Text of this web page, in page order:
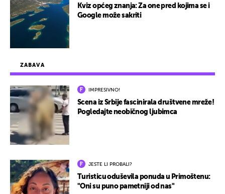
ZABAVA
IMPRESIVNO!
Scena iz Srbije fascinirala društvene mreže!
Pogledajte neobičnog ljubimca
JESTE LI PROBALI?
Turisticu oduševila ponuda u Primoštenu:
"Oni su puno pametniji od nas"
Kviz općeg znanja: Za one pred kojima se i
Google može sakriti